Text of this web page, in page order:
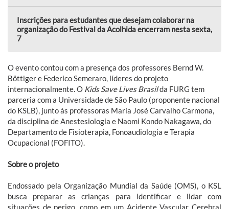
Inscrições para estudantes que desejam colaborar na
organização do Festival da Acolhida encerram nesta sexta,
7
O evento contou com a presença dos professores Bernd W.
Böttiger e Federico Semeraro, líderes do projeto
internacionalmente. O Kids Save Lives Brasilda FURG tem
parceria com a Universidade de São Paulo (proponente nacional
do KSLB), junto às professoras Maria José Carvalho Carmona,
da disciplina de Anestesiologia e Naomi Kondo Nakagawa, do
Departamento de Fisioterapia, Fonoaudiologia e Terapia
Ocupacional (FOFITO).
Sobre o projeto
Endossado pela Organização Mundial da Saúde (OMS), o KSL
busca preparar as crianças para identificar e lidar com
situações de perigo, como em um Acidente Vascular Cerebral